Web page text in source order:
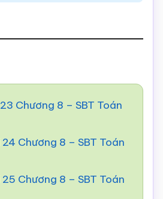
Chương 8 – SBT Toán
24 Chương 8 – SBT Toán
25 Chương 8 – SBT Toán